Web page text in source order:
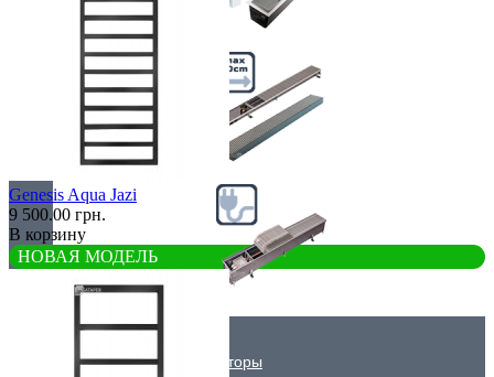
Самые мощные
Узкие (200 мм)
Электрические
Дизайнерские радиаторы
Genesis Aqua Jazi
9 500.00 грн.
В корзину
НОВАЯ МОДЕЛЬ